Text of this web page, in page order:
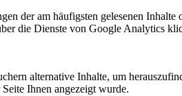
der am häufigsten gelesenen Inhalte
die Dienste von Google Analytics
alternative Inhalte, um
Ihnen angezeigt wurde.